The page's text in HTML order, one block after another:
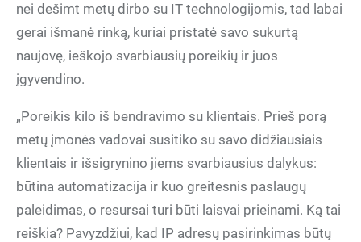
nei dešimt metų dirbo su IT technologijomis, tad labai
gerai išmanė rinką, kuriai pristatė savo sukurtą
naujovę, ieškojo svarbiausių poreikių ir juos
įgyvendino.
„Poreikis kilo iš bendravimo su klientais. Prieš porą
metų įmonės vadovai susitiko su savo didžiausiais
klientais ir išsigrynino jiems svarbiausius dalykus:
būtina automatizacija ir kuo greitesnis paslaugų
paleidimas, o resursai turi būti laisvai prieinami. Ką tai
reiškia? Pavyzdžiui, kad IP adresų pasirinkimas būtų